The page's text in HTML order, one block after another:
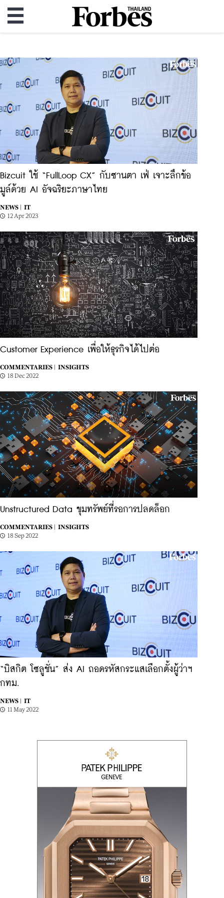
Bizcuit ใช้ “FullLoop CX” กับซานตา เฟ่ เจาะลึกข้อ
มูล์ด้วย AI อัจฉริยะภาษาไทย
NEWS |
IT
12 Apr 2023
Customer Experience เพื่อให้ธุรกิจได้ไปต่อ
COMMENTARIES |
INSIGHTS
18 Dec 2022
Unstructured Data ขุมทรัพย์ที่รอการปลดล็อก
COMMENTARIES |
INSIGHTS
18 Sep 2022
“บิสกิต โซลูชั่น” ส่ง AI ถอดรหัสกระแสเลือกตั้งผู้ว่าฯ
กทม.
NEWS |
IT
11 May 2022